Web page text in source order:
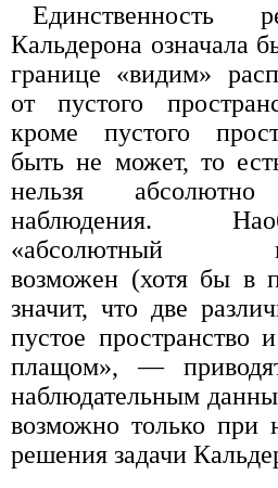
Единственность
Кальдерона означала
границе «видим»
от пустого
кроме пустого
быть не может, то
нельзя
наблюдения.
«абсолютный
возможен (хотя бы в
значит, что две
пустое пространство
плащом», —
наблюдательным
возможно только при
решения задачи